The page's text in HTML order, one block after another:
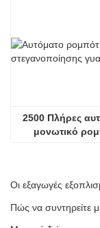
2500 Πλήρες
μονωτικό